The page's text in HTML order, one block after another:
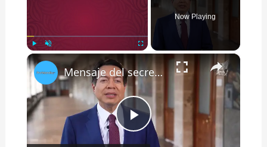
Unmute
Now Playing
×
Play
Mensaje del secretario de Educación Pública para el Consejo Técnico Escolar (1)